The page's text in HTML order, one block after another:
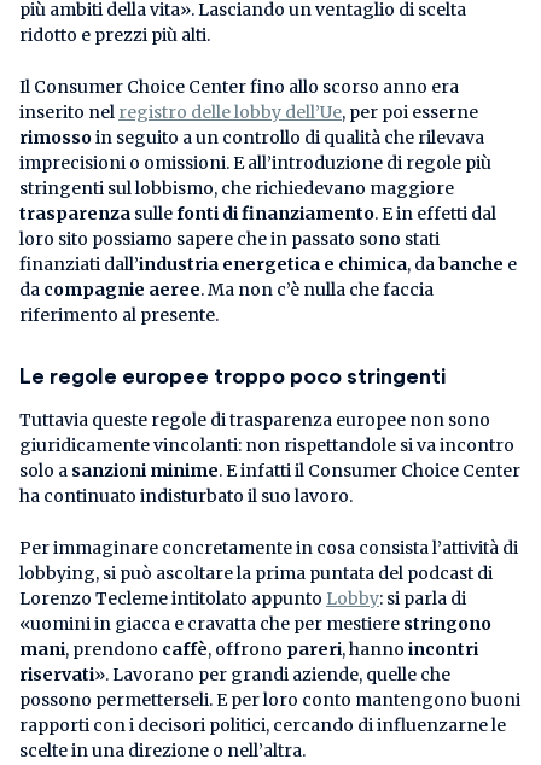
più ambiti della vita». Lasciando un ventaglio di scelta
ridotto e prezzi più alti.
Il Consumer Choice Center fino allo scorso anno era
inserito nel registro delle lobby dell’Ue, per poi esserne
rimossoin seguito a un controllo di qualità che rilevava
imprecisioni o omissioni. E all’introduzione di regole più
stringenti sul lobbismo, che richiedevano maggiore
trasparenza sullefonti di finanziamento. E in effetti dal
loro sito possiamo sapere che in passato sono stati
finanziati dall’industria energetica e chimica, dabanche e
da compagnie aeree. Ma non c’è nulla che faccia
riferimento al presente.
Le regole europee troppo poco stringenti
Tuttavia queste regole di trasparenza europee non sono
giuridicamente vincolanti: non rispettandole si va incontro
solo a sanzioni minime. E infatti il Consumer Choice Center
ha continuato indisturbato il suo lavoro.
Per immaginare concretamente in cosa consista l’attività di
lobbying, si può ascoltare la prima puntata del podcast di
Lorenzo Tecleme intitolato appunto Lobby: si parla di
«uomini in giacca e cravatta che per mestiere stringono
mani, prendono caffè, offrono pareri, hanno incontri
riservati». Lavorano per grandi aziende, quelle che
possono permetterseli. E per loro conto mantengono buoni
rapporti con i decisori politici, cercando di influenzarne le
scelte in una direzione o nell’altra.